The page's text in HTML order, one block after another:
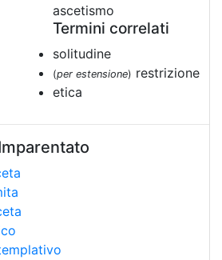
ascetismo
Termini correlati
solitudine
(per estensione) restrizione
etica